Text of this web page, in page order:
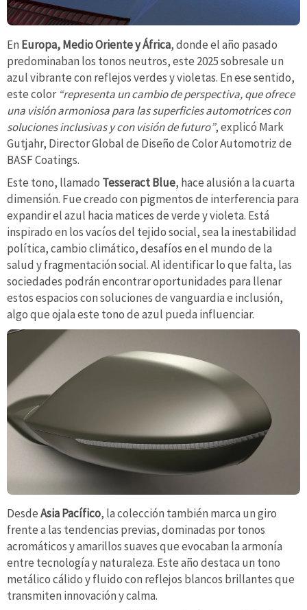
En Europa, Medio Oriente y África, donde el año pasado
predominaban los tonos neutros, este 2025 sobresale un
azul vibrante con reflejos verdes y violetas. En ese sentido,
este color “representa un cambio de perspectiva, que ofrece
una visión armoniosa para las superficies automotrices con
soluciones inclusivas y con visión de futuro”, explicó Mark
Gutjahr, Director Global de Diseño de Color Automotriz de
BASF Coatings.
Este tono, llamado Tesseract Blue, hace alusión a la cuarta
dimensión. Fue creado con pigmentos de interferencia para
expandir el azul hacia matices de verde y violeta. Está
inspirado en los vacíos del tejido social, sea la inestabilidad
política, cambio climático, desafíos en el mundo de la
salud y fragmentación social. Al identificar lo que falta, las
sociedades podrán encontrar oportunidades para llenar
estos espacios con soluciones de vanguardia e inclusión,
algo que ojala este tono de azul pueda influenciar.
DesdeAsia Pacífico, la colección también marca un giro
frente a las tendencias previas, dominadas por tonos
acromáticos y amarillos suaves que evocaban la armonía
entre tecnología y naturaleza. Este año destaca un tono
metálico cálido y fluido con reflejos blancos brillantes que
transmiten innovación y calma.